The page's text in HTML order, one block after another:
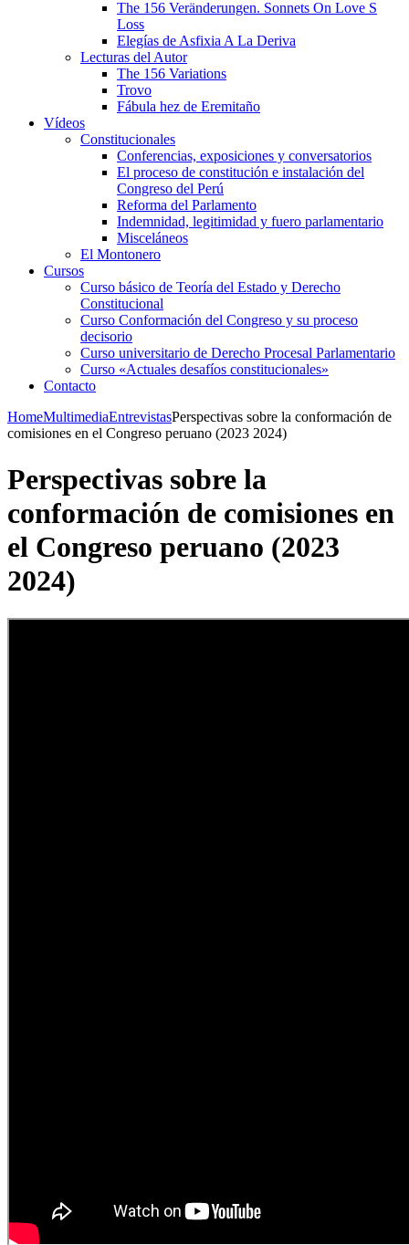
The 156 Veränderungen. Sonnets On Love S
Loss
Elegías de Asfixia A La Deriva
Lecturas del Autor
The 156 Variations
Trovo
Fábula hez de Eremitaño
Vídeos
Constitucionales
Conferencias, exposiciones y conversatorios
El proceso de constitución e instalación del
Congreso del Perú
Reforma del Parlamento
Indemnidad, legitimidad y fuero parlamentario
Misceláneos
El Montonero
Cursos
Curso básico de Teoría del Estado y Derecho
Constitucional
Curso Conformación del Congreso y su proceso
decisorio
Curso universitario de Derecho Procesal Parlamentario
Curso «Actuales desafíos constitucionales»
Contacto
HomeMultimediaEntrevistasPerspectivas sobre la conformación de
comisiones en el Congreso peruano (2023 2024)
Perspectivas sobre la
conformación de comisiones en
el Congreso peruano (2023
2024)